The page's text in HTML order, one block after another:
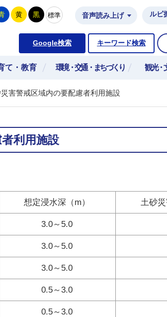
ジ
黄 黒 標準 音声読み上げ ルビ
Google検索 キーワード検索
て・教育 環境・交通・まちづくり 観光・
害警戒区域内の要配慮者利用施設
利用施設
想定浸水深（m） 土砂
3.0～5.0
3.0～5.0
3.0～5.0
0.5～3.0
0.5～3.0